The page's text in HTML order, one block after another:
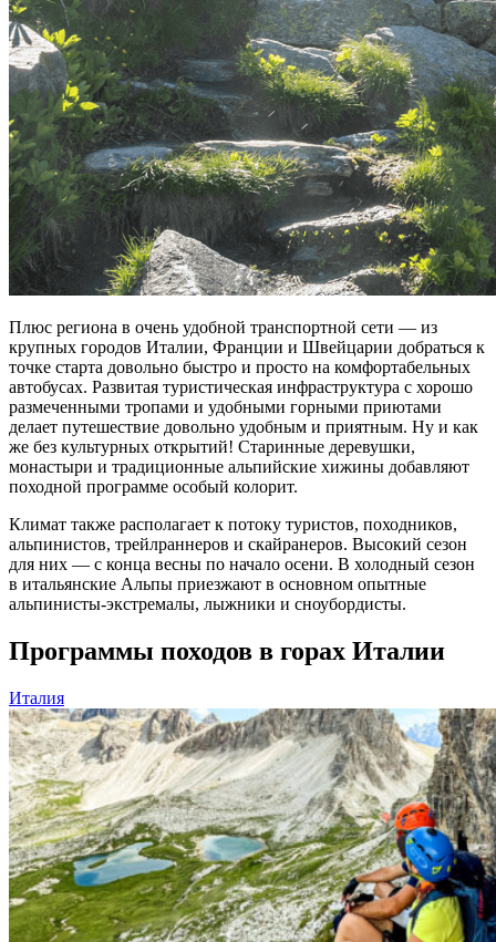
Плюс региона в очень удобной транспортной сети — из
крупных городов Италии, Франции и Швейцарии добраться к
точке старта довольно быстро и просто на комфортабельных
автобусах. Развитая туристическая инфраструктура с хорошо
размеченными тропами и удобными горными приютами
делает путешествие довольно удобным и приятным. Ну и как
же без культурных открытий! Старинные деревушки,
монастыри и традиционные альпийские хижины добавляют
походной программе особый колорит.
Климат также располагает к потоку туристов, походников,
альпинистов, трейлраннеров и скайранеров. Высокий сезон
для них — с конца весны по начало осени. В холодный сезон
в итальянские Альпы приезжают в основном опытные
альпинисты-экстремалы, лыжники и сноубордисты.
Программы походов в горах Италии
Италия